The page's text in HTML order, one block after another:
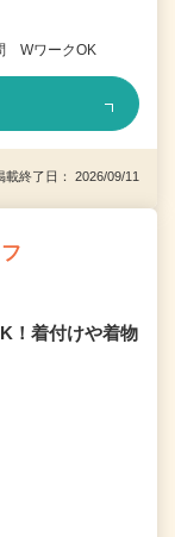
WワークOK
終了日： 2026/09/11
！着付けや着物